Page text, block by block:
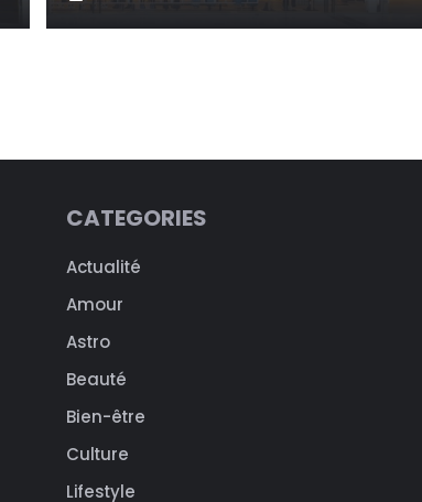
CATEGORIES
Actualité
Amour
Astro
Beauté
Bien-être
Culture
Lifestyle